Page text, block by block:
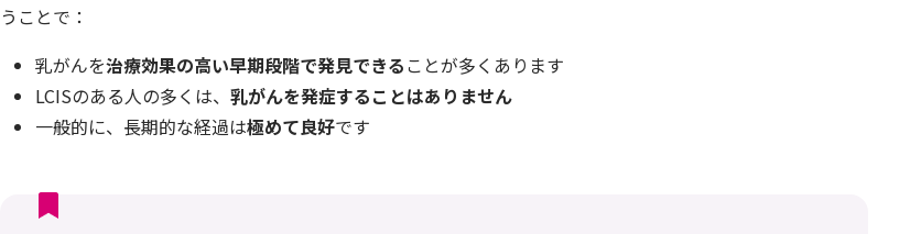
うことで：
乳がんを治療効果の高い早期段階で発見できる ことが多くあります
LCISのある人の多くは、 乳がんを発症することはありません
一般的に、長期的な経過は極めて良好です